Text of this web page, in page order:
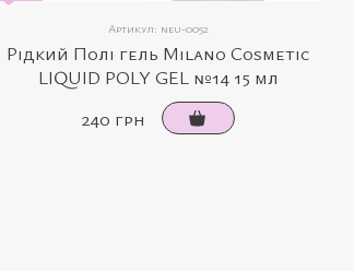
Артикул: neu-0052
Рідкий Полі гель Milano Cosmetic
LIQUID POLY GEL №14 15 мл
240 грн